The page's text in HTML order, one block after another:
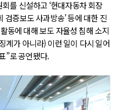
를 신설하고 ‘현대자동차 회장
검증보도 사과방송’ 등에 대한 진
동에 대해 보도 자율성 침해 소지
계가 아니라) 이런 일이 다시 일어
”로 공언됐다.